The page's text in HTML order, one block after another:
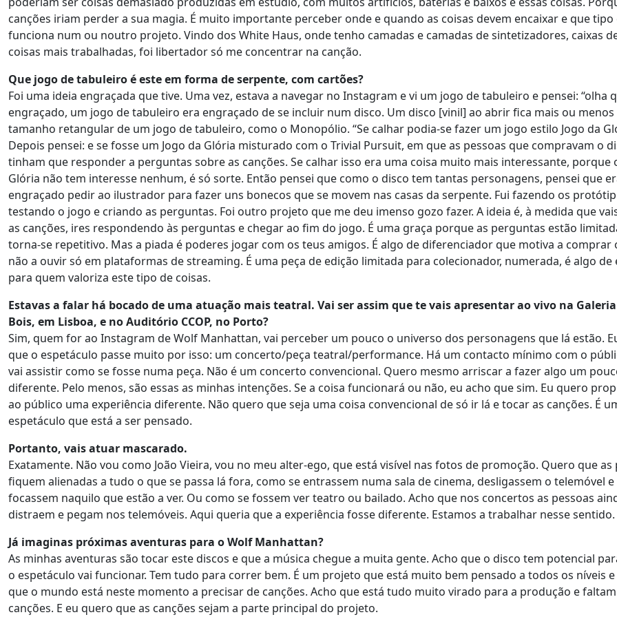
canções iriam perder a sua magia. É muito importante perceber onde e quando as coisas devem encaixar e que tipo
funciona num ou noutro projeto. Vindo dos White Haus, onde tenho camadas e camadas de sintetizadores, caixas
coisas mais trabalhadas, foi libertador só me concentrar na canção.
Que jogo de tabuleiro é este em forma de serpente, com cartões?
Foi uma ideia engraçada que tive. Uma vez, estava a navegar no Instagram e vi um jogo de tabuleiro e pensei: “olha
engraçado, um jogo de tabuleiro era engraçado de se incluir num disco. Um disco [vinil] ao abrir fica mais ou
tamanho retangular de um jogo de tabuleiro, como o Monopólio. “Se calhar podia-se fazer um jogo estilo Jogo da
Depois pensei: e se fosse um Jogo da Glória misturado com o Trivial Pursuit, em que as pessoas que compravam o
tinham que responder a perguntas sobre as canções. Se calhar isso era uma coisa muito mais interessante, porque
Glória não tem interesse nenhum, é só sorte. Então pensei que como o disco tem tantas personagens, pensei que
engraçado pedir ao ilustrador para fazer uns bonecos que se movem nas casas da serpente. Fui fazendo os
testando o jogo e criando as perguntas. Foi outro projeto que me deu imenso gozo fazer. A ideia é, à medida que
as canções, ires respondendo às perguntas e chegar ao fim do jogo. É uma graça porque as perguntas estão
torna-se repetitivo. Mas a piada é poderes jogar com os teus amigos. É algo de diferenciador que motiva a comprar
não a ouvir só em plataformas de streaming. É uma peça de edição limitada para colecionador, numerada, é algo de
para quem valoriza este tipo de coisas.
Estavas a falar há bocado de uma atuação mais teatral. Vai ser assim que te vais apresentar ao vivo na Galeria
Bois, em Lisboa, e no Auditório CCOP, no Porto?
Sim, quem for ao Instagram de Wolf Manhattan, vai perceber um pouco o universo dos personagens que lá estão.
que o espetáculo passe muito por isso: um concerto/peça teatral/performance. Há um contacto mínimo com o
vai assistir como se fosse numa peça. Não é um concerto convencional. Quero mesmo arriscar a fazer algo um
diferente. Pelo menos, são essas as minhas intenções. Se a coisa funcionará ou não, eu acho que sim. Eu quero
ao público uma experiência diferente. Não quero que seja uma coisa convencional de só ir lá e tocar as canções. É
espetáculo que está a ser pensado.
Portanto, vais atuar mascarado.
Exatamente. Não vou como João Vieira, vou no meu alter-ego, que está visível nas fotos de promoção. Quero que as
fiquem alienadas a tudo o que se passa lá fora, como se entrassem numa sala de cinema, desligassem o telemóvel e
focassem naquilo que estão a ver. Ou como se fossem ver teatro ou bailado. Acho que nos concertos as pessoas
distraem e pegam nos telemóveis. Aqui queria que a experiência fosse diferente. Estamos a trabalhar nesse sentido.
Já imaginas próximas aventuras para o Wolf Manhattan?
As minhas aventuras são tocar este discos e que a música chegue a muita gente. Acho que o disco tem potencial
o espetáculo vai funcionar. Tem tudo para correr bem. É um projeto que está muito bem pensado a todos os níveis
que o mundo está neste momento a precisar de canções. Acho que está tudo muito virado para a produção e
canções. E eu quero que as canções sejam a parte principal do projeto.